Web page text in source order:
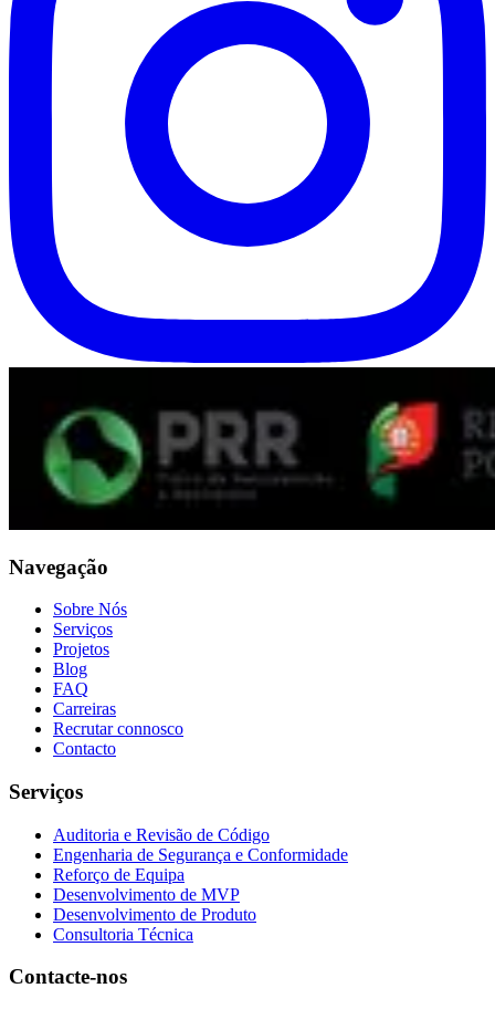
Navegação
Sobre Nós
Serviços
Projetos
Blog
FAQ
Carreiras
Recrutar connosco
Contacto
Serviços
Auditoria e Revisão de Código
Engenharia de Segurança e Conformidade
Reforço de Equipa
Desenvolvimento de MVP
Desenvolvimento de Produto
Consultoria Técnica
Contacte-nos